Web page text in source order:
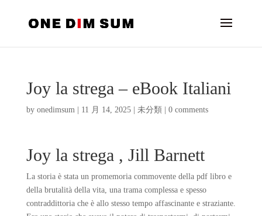
Joy la strega – eBook Italiani
by onedimsum| 11 月 14, 2025| 未分類 0 comments
Joy la strega , Jill Barnett
La storia è stata un promemoria commovente della pdf libro e
della brutalità della vita, una trama complessa e spesso
contraddittoria che è allo stesso tempo affascinante e straziante.